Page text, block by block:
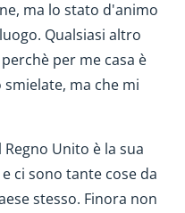
ma lo stato d'animo
Qualsiasi altro
per me casa è
ma che mi
Unito è la sua
ci sono tante cose da
stesso. Finora non